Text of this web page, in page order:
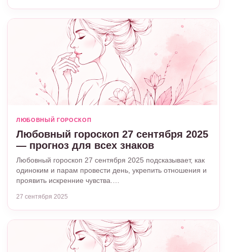
ЛЮБОВНЫЙ ГОРОСКОП
Любовный гороскоп 27 сентября 2025
— прогноз для всех знаков
Любовный гороскоп 27 сентября 2025 подсказывает, как
одиноким и парам провести день, укрепить отношения и
проявить искренние чувства.…
27 сентября 2025